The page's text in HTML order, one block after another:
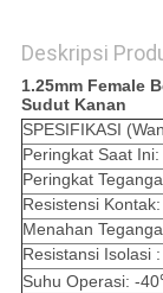
Deskripsi
1.25mm Female
Sudut Kanan
SPESIFIKASI
Peringkat Saat Ini:
Peringkat
Resistensi
Menahan
Resistansi Isolasi
Suhu Operasi: -